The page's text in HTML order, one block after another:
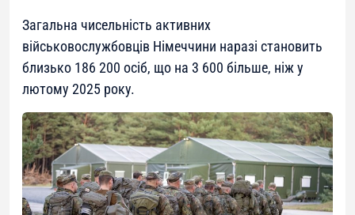
Загальна чисельність активних
військовослужбовців Німеччини наразі становить
близько 186 200 осіб, що на 3 600 більше, ніж у
лютому 2025 року.